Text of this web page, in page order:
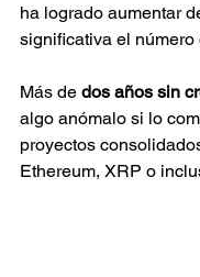
ha logrado aumentar
significativa el número
Más de dos años sin
algo anómalo si lo
proyectos
Ethereum, XRP o